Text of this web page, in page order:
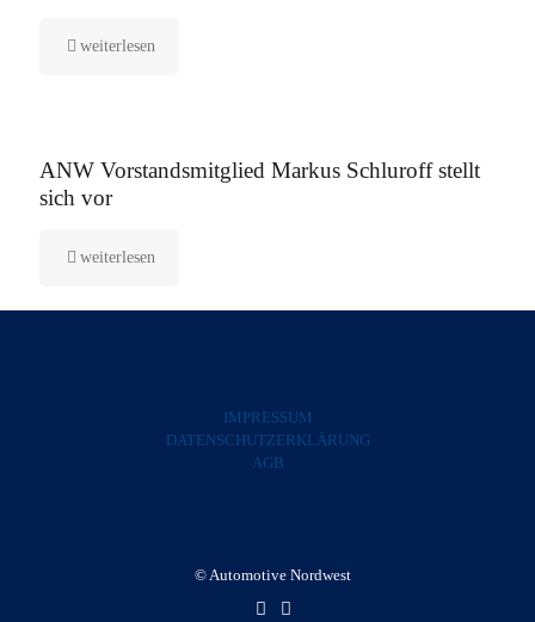
weiterlesen
ANW Vorstandsmitglied Markus Schluroff stellt
sich vor
weiterlesen
IMPRESSUM
DATENSCHUTZERKLÄRUNG
AGB
© Automotive Nordwest